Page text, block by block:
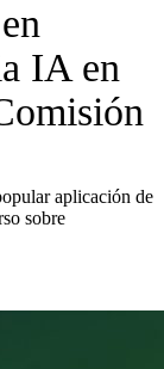
IA en
aplicación de
sobre